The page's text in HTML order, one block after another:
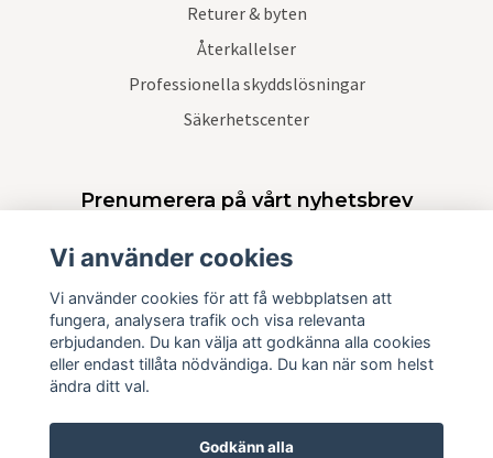
Returer & byten
Återkallelser
Professionella skyddslösningar
Säkerhetscenter
Prenumerera på vårt nyhetsbrev
Vi använder cookies
Vi använder cookies för att få webbplatsen att
fungera, analysera trafik och visa relevanta
erbjudanden. Du kan välja att godkänna alla cookies
eller endast tillåta nödvändiga. Du kan när som helst
ändra ditt val.
Godkänn alla